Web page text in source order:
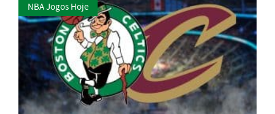
NBA Jogos Hoje